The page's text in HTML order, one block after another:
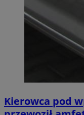
Kierowca pod